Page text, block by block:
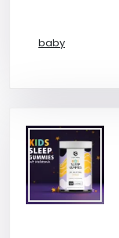
baby